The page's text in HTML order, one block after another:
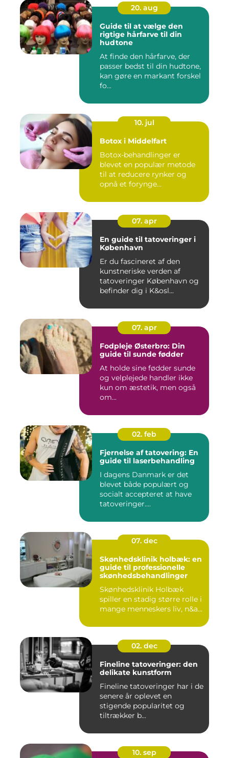
20. aug
Guide til at vælge den
rigtige hårfarve til din
hudtone
At finde den hårfarve, der
passer bedst til din hudtone,
kan gøre en markant forskel
fo...
10. jul
Botox i Middelfart
Botox-behandlinger er
blevet en populær metode
til at reducere rynker og
opnå et forynge...
07. apr
En guide til tatoveringer i
København
Er du fascineret af den
kunstneriske verden af
tatoveringer København og
befinder dig i K&osl...
07. apr
Fodpleje Østerbro: Din
guide til sunde fødder
At holde sine fødder sunde
og velplejede handler ikke
kun om æstetik, men også
om...
02. feb
Fjernelse af tatovering: En
guide til laserbehandling
I dagens Danmark er det
blevet både populært og
socialt accepteret at have
tatoveringer....
07. dec
Skønhedsklinik holbæk: en
guide til professionelle
skønhedsbehandlinger
Skønhedsklinik Holbæk
spiller en stadig større rolle i
mange menneskers liv, n&a...
02. dec
Fineline tatoveringer: den
delikate kunstform
Fineline tatoveringer har i de
senere år oplevet en
stigende popularitet og
tiltrækker b...
10. sep